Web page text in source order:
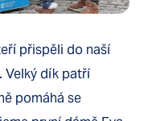
přispěli do naší
Velký dík patří
pomáhá se